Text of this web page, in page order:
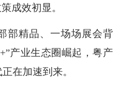
成效初显。
精品、一场场展会背
产业生态圈崛起，粤产
在加速到来。